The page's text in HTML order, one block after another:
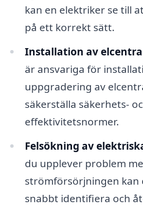
kan en elektriker se till
på ett korrekt sätt.
Installation av
är ansvariga för
uppgradering av
säkerställa säkerhets-
effektivitetsnormer.
Felsökning av
du upplever problem
strömförsörjningen kan
snabbt identifiera och